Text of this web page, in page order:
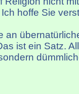
hoffe Sie
an
ist ein Satz.